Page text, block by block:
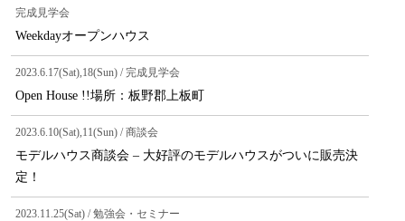
完成見学会
Weekdayオープンハウス
2023.6.17(Sat),18(Sun) / 完成見学会
Open House !!場所：板野郡上板町
2023.6.10(Sat),11(Sun) / 商談会
モデルハウス商談会 – 大好評のモデルハウスがついに販売決
定！
2023.11.25(Sat) / 勉強会・セミナー